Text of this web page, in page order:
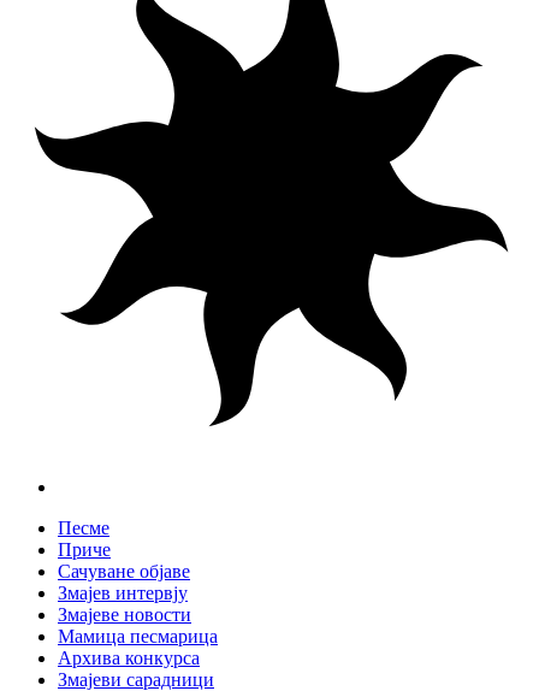
Песме
Приче
Сачуване објаве
Змајев интервју
Змајеве новости
Мамица песмарица
Архива конкурса
Змајеви сарадници